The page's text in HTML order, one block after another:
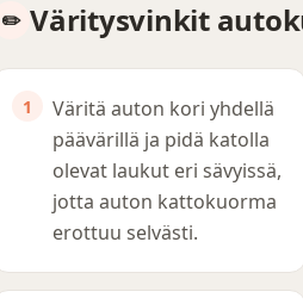
Väritysvinkit
Väritä auton kori yhdellä
päävärillä ja pidä katolla
olevat laukut eri sävyissä,
jotta auton kattokuorma
erottuu selvästi.